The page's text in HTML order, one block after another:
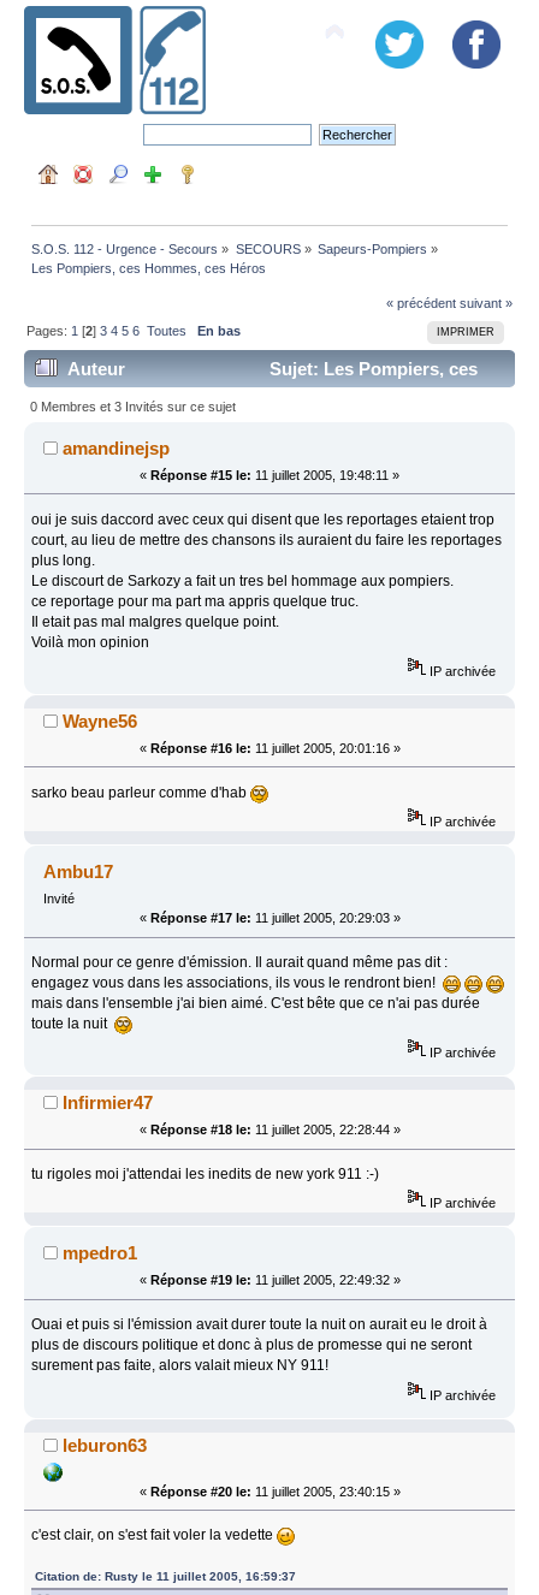
S.O.S. 112 - Urgence - Secours » SECOURS» Sapeurs-Pompiers »
Les Pompiers, ces Hommes, ces Héros
« précédent suivant »
IMPRIMER
Pages: 1 [2]3 4 5 6 Toutes En bas
Auteur
Sujet: Les Pompiers, ces
Hommes, ces Héros (Lu 111703 fois)
0 Membres et 3 Invités sur ce sujet
amandinejsp
« Réponse #15 le: 11 juillet 2005, 19:48:11 »
oui je suis daccord avec ceux qui disent que les reportages etaient trop
court, au lieu de mettre des chansons ils auraient du faire les reportages
plus long.
Le discourt de Sarkozy a fait un tres bel hommage aux pompiers.
ce reportage pour ma part ma appris quelque truc.
Il etait pas mal malgres quelque point.
Voilà mon opinion
IP archivée
Wayne56
« Réponse #16 le: 11 juillet 2005, 20:01:16 »
sarko beau parleur comme d'hab
IP archivée
Ambu17
Invité
« Réponse #17 le: 11 juillet 2005, 20:29:03 »
Normal pour ce genre d'émission. Il aurait quand même pas dit :
engagez vous dans les associations, ils vous le rendront bien!
mais dans l'ensemble j'ai bien aimé. C'est bête que ce n'ai pas durée
toute la nuit
IP archivée
Infirmier47
« Réponse #18 le: 11 juillet 2005, 22:28:44 »
tu rigoles moi j'attendai les inedits de new york 911 :-)
IP archivée
mpedro1
« Réponse #19 le: 11 juillet 2005, 22:49:32 »
Ouai et puis si l'émission avait durer toute la nuit on aurait eu le droit à
plus de discours politique et donc à plus de promesse qui ne seront
surement pas faite, alors valait mieux NY 911!
IP archivée
leburon63
« Réponse #20 le: 11 juillet 2005, 23:40:15 »
c'est clair, on s'est fait voler la vedette
Citation de: Rusty le 11 juillet 2005, 16:59:37